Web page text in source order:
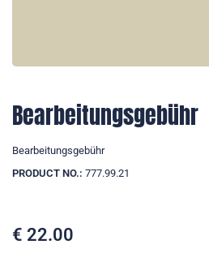
Bearbeitungsgebühr
Bearbeitungsgebühr
PRODUCT NO.: 777.99.21
€ 22.00